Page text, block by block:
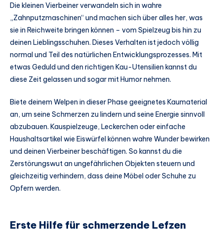
Die kleinen Vierbeiner verwandeln sich in wahre
„Zahnputzmaschinen“ und machen sich über alles her, was
sie in Reichweite bringen können – vom Spielzeug bis hin zu
deinen Lieblingsschuhen. Dieses Verhalten ist jedoch völlig
normal und Teil des natürlichen Entwicklungsprozesses. Mit
etwas Geduld und den richtigen Kau-Utensilien kannst du
diese Zeit gelassen und sogar mit Humor nehmen.
Biete deinem Welpen in dieser Phase geeignetes Kaumaterial
an, um seine Schmerzen zu lindern und seine Energie sinnvoll
abzubauen. Kauspielzeuge, Leckerchen oder einfache
Haushaltsartikel wie Eiswürfel können wahre Wunder bewirken
und deinen Vierbeiner beschäftigen. So kannst du die
Zerstörungswut an ungefährlichen Objekten steuern und
gleichzeitig verhindern, dass deine Möbel oder Schuhe zu
Opfern werden.
Erste Hilfe für schmerzende Lefzen